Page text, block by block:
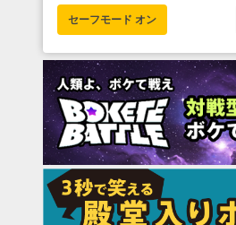
セーフモード オン